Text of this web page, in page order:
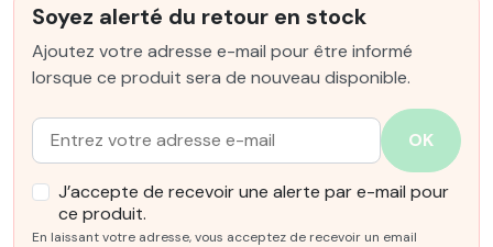
Soyez alerté du retour en stock
Ajoutez votre adresse e-mail pour être informé
lorsque ce produit sera de nouveau disponible.
Email :
OK
J’accepte de recevoir une alerte par e-mail pour
ce produit.
En laissant votre adresse, vous acceptez de recevoir un email